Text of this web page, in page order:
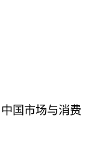
国市场与消费